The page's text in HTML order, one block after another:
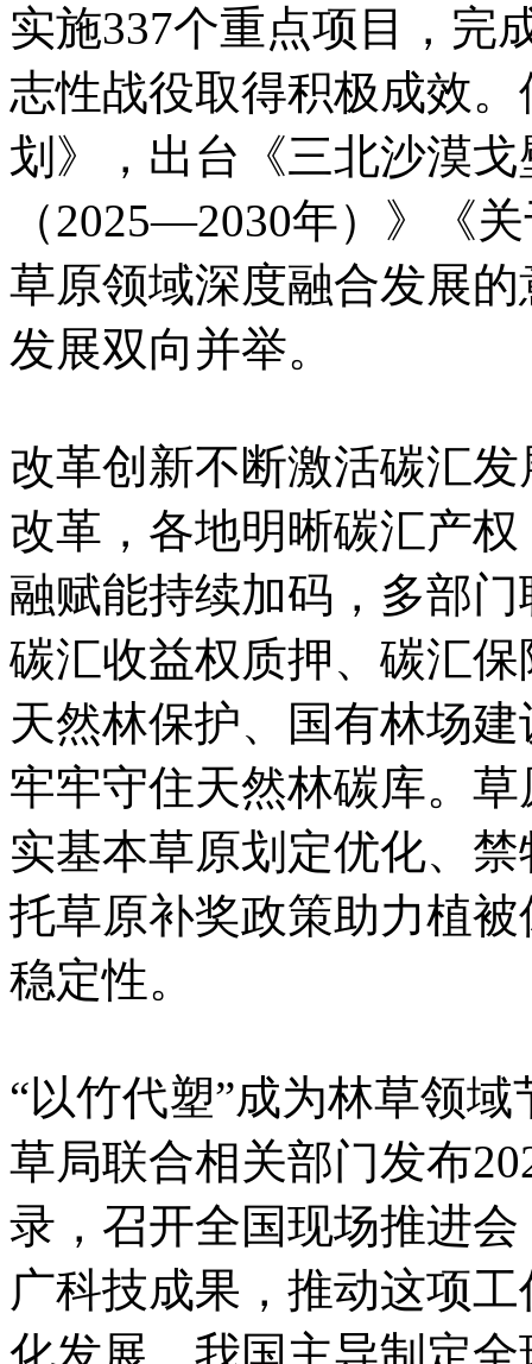
实施337个重点项目，完
志性战役取得积极成效
划》，出台《三北沙漠
（2025—2030年）》《
草原领域深度融合发展
发展双向并举。
改革创新不断激活碳汇
改革，各地明晰碳汇产
融赋能持续加码，多部
碳汇收益权质押、碳汇
天然林保护、国有林场
牢牢守住天然林碳库。
实基本草原划定优化、
托草原补奖政策助力植
稳定性。
“以竹代塑”成为林草领
草局联合相关部门发布
录，召开全国现场推进
广科技成果，推动这项
化发展。我国主导制定